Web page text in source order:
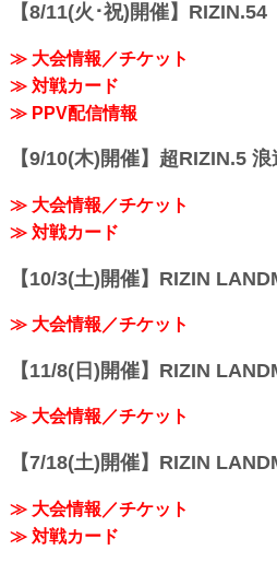
【8/11(火･祝)開催】
≫ 大会情報／チケット
≫ 対戦カード
≫ PPV配信情報
【9/10(木)開催】超RIZIN.5
≫ 大会情報／チケット
≫ 対戦カード
【10/3(土)開催】RIZIN
≫ 大会情報／チケット
【11/8(日)開催】RIZIN
≫ 大会情報／チケット
【7/18(土)開催】RIZIN
≫ 大会情報／チケット
≫ 対戦カード